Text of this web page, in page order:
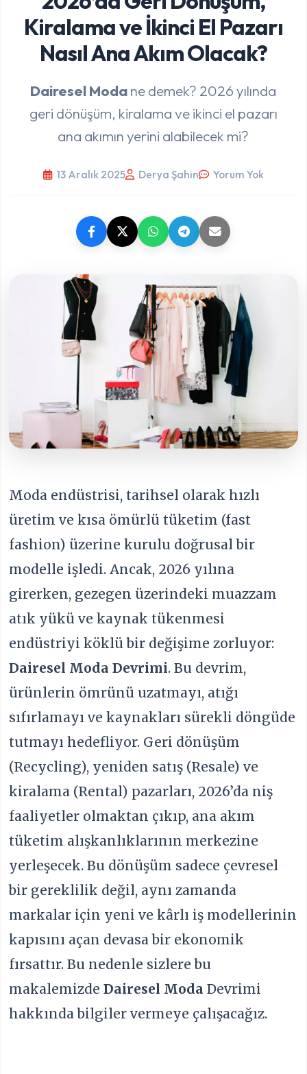
Kiralama ve İkinci El Pazarı
Nasıl Ana Akım Olacak?
Dairesel Modane demek? 2026 yılında
geri dönüşüm, kiralama ve ikinci el pazarı
ana akımın yerini alabilecek mi?
13 Aralık 2025 Derya Şahin Yorum Yok
Moda endüstrisi, tarihsel olarak hızlı
üretim ve kısa ömürlü tüketim (fast
fashion) üzerine kurulu doğrusal bir
modelle işledi. Ancak, 2026 yılına
girerken, gezegen üzerindeki muazzam
atık yükü ve kaynak tükenmesi
endüstriyi köklü bir değişime zorluyor:
Dairesel Moda Devrimi. Bu devrim,
ürünlerin ömrünü uzatmayı, atığı
sıfırlamayı ve kaynakları sürekli döngüde
tutmayı hedefliyor. Geri dönüşüm
(Recycling), yeniden satış (Resale) ve
kiralama (Rental) pazarları, 2026’da niş
faaliyetler olmaktan çıkıp, ana akım
tüketim alışkanlıklarının merkezine
yerleşecek. Bu dönüşüm sadece çevresel
bir gereklilik değil, aynı zamanda
markalar için yeni ve kârlı iş modellerinin
kapısını açan devasa bir ekonomik
fırsattır. Bu nedenle sizlere bu
makalemizdeDairesel Moda Devrimi
hakkında bilgiler vermeye çalışacağız.